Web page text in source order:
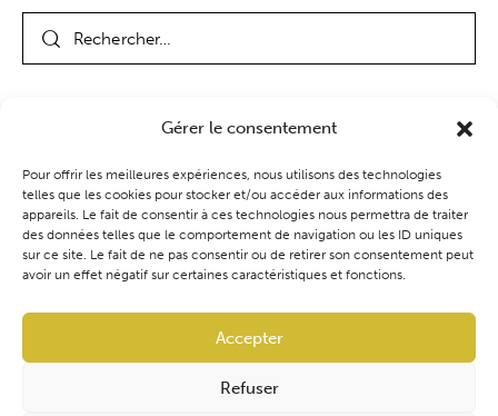
Gérer le consentement
Pour offrir les meilleures expériences, nous utilisons des technologies
telles que les cookies pour stocker et/ou accéder aux informations des
appareils. Le fait de consentir à ces technologies nous permettra de traiter
des données telles que le comportement de navigation ou les ID uniques
sur ce site. Le fait de ne pas consentir ou de retirer son consentement peut
avoir un effet négatif sur certaines caractéristiques et fonctions.
Accepter
Refuser
Coaching Événements Blog Boutique
Audrey Ventura | Cynoconsult